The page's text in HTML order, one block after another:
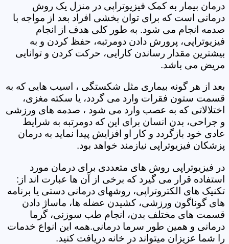
درمان بیمار به کمک فیزیوتراپی در منزل یک روش
درمانی است که برای توان بخشی افراد بعد از مواجه با
صدمه انجام می شود. به طور کلی هدف از انجام
فیزیوتراپی، پرورش دادن دومرتبه، حفظ کردن و به
بیشترین مقدار رساندن کارایی، حرکت کردن و توانایی
مریض می باشد.
بعد از هر گونه بیماری مثل شکستگی ، اسیب هایی که به
قسمت ستون فقرات وارد می گردد، یا سکته مغزی،
اختلالاتی که به عصب وارد می شود ، صدمه های ورزشی
و جراحی، بدن انسان برای این که دومرتبه به شرایط
عادی خود بازگردد و کار او افزایش پیدا نماید به درمان
پزشکان فیزیوتراپی نیازمند خواهد بود.
در فیزیوتراپی روش های متعددی برای درمان مورد
استفاده قرار می گیرد که برخی از آن ها عبارت اند از:
تکنیک های الکتروتراپی، روشهای درمانی دستی یا برنامه
های گوناگون ورزشی، کشیدن عضله ها، ماساژ دادن
قسمت های مختلف بدن، انجام طب سوزنی، گرما
درمانی و همین طور سرما درمانی.همه این انواع خدمات
را شما عزیزان میتواند در خانه دریافت کنید.